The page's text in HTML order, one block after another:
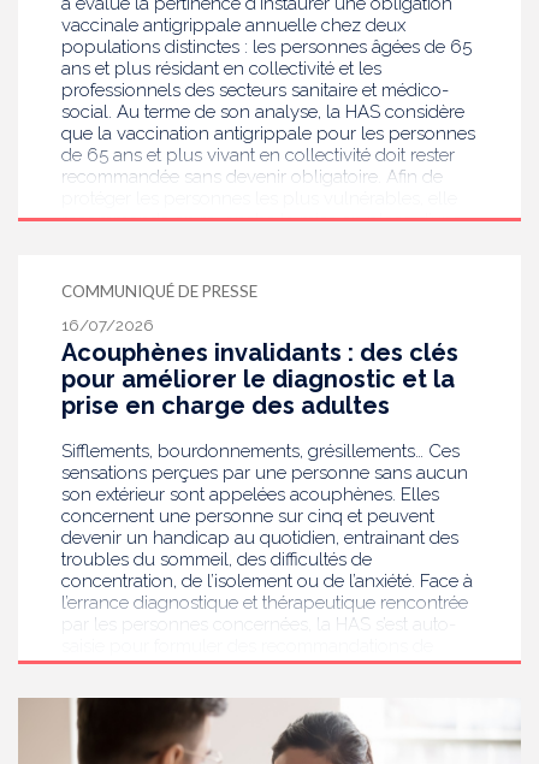
vaccinale antigrippale annuelle chez deux
populations distinctes : les personnes âgées de 65
ans et plus résidant en collectivité et les
professionnels des secteurs sanitaire et médico-
social. Au terme de son analyse, la HAS considère
que la vaccination antigrippale pour les personnes
de 65 ans et plus vivant en collectivité doit rester
recommandée sans devenir obligatoire. Afin de
recommande en revanche la mise en place d’une
pour les autres professionnels travaillant dans les
établissements de santé ou dans les
établissements médicaux sociaux hébergeant des
personnes âgées, en contact avec des personnes à
risque de grippe sévère, avec un déploiement
prioritaire en Ehpad et en USLD.
COMMUNIQUÉ DE PRESSE
16/07/2026
Acouphènes invalidants : des clés
pour améliorer le diagnostic et la
prise en charge des adultes
Sifflements, bourdonnements, grésillements… Ces
sensations perçues par une personne sans aucun
son extérieur sont appelées acouphènes. Elles
concernent une personne sur cinq et peuvent
devenir un handicap au quotidien, entrainant des
troubles du sommeil, des difficultés de
concentration, de l’isolement ou de l’anxiété. Face à
l’errance diagnostique et thérapeutique rencontrée
par les personnes concernées, la HAS s’est auto-
bonnes pratiques pour améliorer le diagnostic et
acouphènes chroniques invalidants . Elle publie
aujourd’hui ses travaux, destinés aux
professionnels de santé [1] impliqués dans le suivi